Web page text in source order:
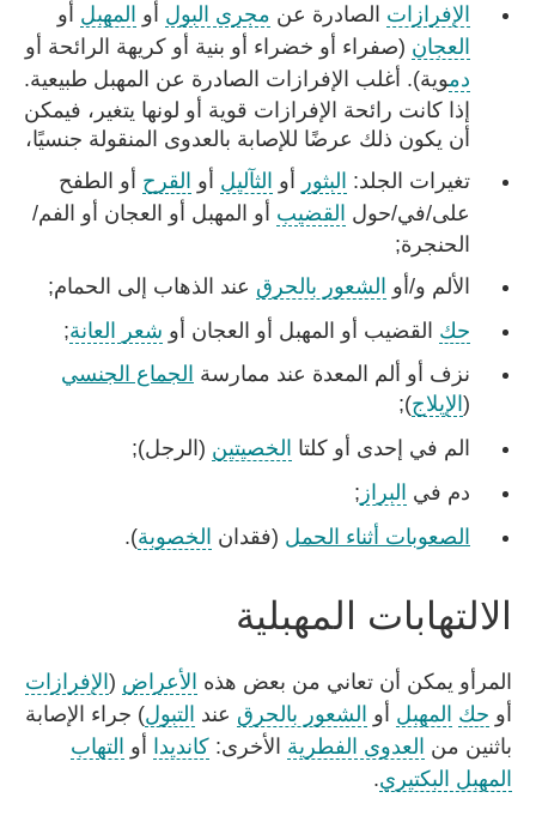
الإفرازات الصادرة عن مجرى البول أو المهبل أو
العجان (صفراء أو خضراء أو بنية أو كريهة الرائحة أو
دموية). أغلب الإفرازات الصادرة عن المهبل طبيعية.
إذا كانت رائحة الإفرازات قوية أو لونها يتغير، فيمكن
أن يكون ذلك عرضًا للإصابة بالعدوى المنقولة جنسيًا،
تغيرات الجلد: البثور أو الثآليل أو القرح أو الطفح
على/في/حول القضيب أو المهبل أو العجان أو الفم/
الحنجرة;
الألم و/أو الشعور بالحرق عند الذهاب إلى الحمام;
حك القضيب أو المهبل أو العجان أو شعر العانة;
نزف أو ألم المعدة عند ممارسة الجماع الجنسي
(الإيلاج);
الم في إحدى أو كلتا الخصيتين (الرجل);
دم في البراز ;
الصعوبات أثناء الحمل (فقدان الخصوبة).
الالتهابات المهبلية
المرأو يمكن أن تعاني من بعض هذه الأعراض (الإفرازات
أو حك المهبل أو الشعور بالحرق عند التبول) جراء الإصابة
باثنين من العدوى الفطرية الأخرى: كانديدا أو التهاب
المهبل البكتيري.